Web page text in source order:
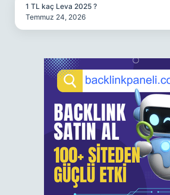
1 TL kaç Leva 2025 ?
Temmuz 24, 2026